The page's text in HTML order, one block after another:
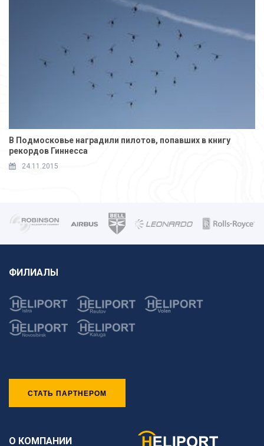
В Подмосковье наградили пилотов, попавших в книгу
рекордов Гиннесса
24.11.2015
ФИЛИАЛЫ
СТАТЬ ПАРТНЕРОМ
О КОМПАНИИ